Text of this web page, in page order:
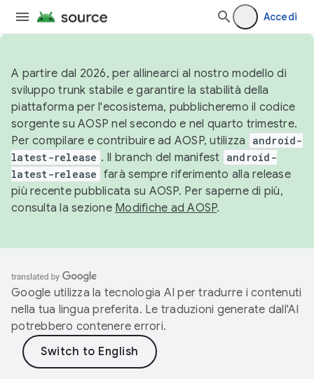
Accedi
A partire dal 2026, per allinearci al nostro modello di
sviluppo trunk stabile e garantire la stabilità della
piattaforma per l'ecosistema, pubblicheremo il codice
sorgente su AOSP nel secondo e nel quarto trimestre.
Per compilare e contribuire ad AOSP, utilizza
android-
latest-release . Il branch del manifest android-
latest-release farà sempre riferimento alla release
più recente pubblicata su AOSP. Per saperne di più,
consulta la sezione Modifiche ad AOSP.
Google utilizza la tecnologia AI per tradurre i contenuti
nella tua lingua preferita. Le traduzioni generate dall'AI
potrebbero contenere errori.